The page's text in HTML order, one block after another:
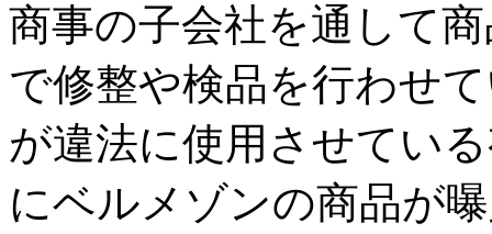
商事の子会社を通して
で修整や検品を行わせ
が違法に使用させてい
にベルメゾンの商品が